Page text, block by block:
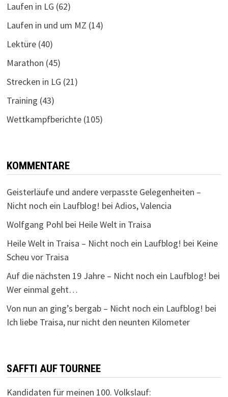
Laufen in LG (62)
Laufen in und um MZ (14)
Lektüre(40)
Marathon (45)
Strecken in LG (21)
Training (43)
Wettkampfberichte(105)
KOMMENTARE
Geisterläufe und andere verpasste Gelegenheiten –
Nicht noch ein Laufblog! bei Adios, Valencia
Wolfgang Pohlbei Heile Welt in Traisa
Heile Welt in Traisa – Nicht noch ein Laufblog! bei Keine
Scheu vor Traisa
Auf die nächsten 19 Jahre – Nicht noch ein Laufblog! bei
Wer einmal geht…
Von nun an ging’s bergab – Nicht noch ein Laufblog! bei
Ich liebe Traisa, nur nicht den neunten Kilometer
SAFFTI AUF TOURNEE
Kandidaten für meinen 100. Volkslauf: